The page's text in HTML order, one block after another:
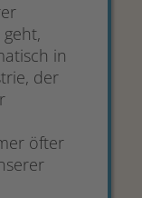
in
der
öfter